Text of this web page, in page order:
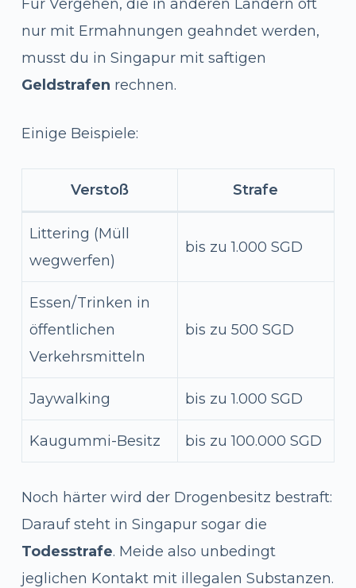
Für Vergehen, die in anderen Ländern oft
nur mit Ermahnungen geahndet werden,
musst du in Singapur mit saftigen
Geldstrafen rechnen.
Einige Beispiele:
Verstoß Strafe
Littering (Müll
wegwerfen)
bis zu 1.000 SGD
Essen/Trinken in
öffentlichen
Verkehrsmitteln
bis zu 500 SGD
Jaywalking bis zu 1.000 SGD
Kaugummi-Besitz bis zu 100.000 SGD
Noch härter wird der Drogenbesitz bestraft:
Darauf steht in Singapur sogar die
Todesstrafe. Meide also unbedingt
jeglichen Kontakt mit illegalen Substanzen.